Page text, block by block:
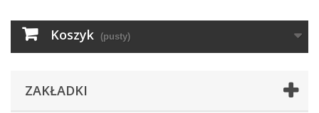
Koszyk (pusty)
ZAKŁADKI